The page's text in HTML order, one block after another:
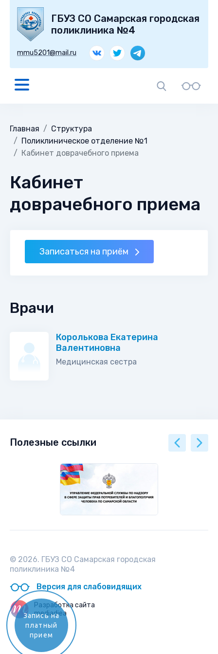
ГБУЗ СО Самарская городская
поликлиника №4
mmu5201@mail.ru
Главная
Структура
Поликлиническое отделение №1
Кабинет доврачебного приема
Кабинет
доврачебного приема
Записаться на приём
Врачи
Королькова Екатерина
Валентиновна
Медицинская сестра
Полезные ссылки
© 2026. ГБУЗ СО Самарская городская
поликлиника №4
Версия для слабовидящих
Разработка сайта
mediadiea
Запись на
платный
прием